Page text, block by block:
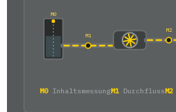
M0
M1
M2
M0InhaltsmessungM1 DurchflussM2